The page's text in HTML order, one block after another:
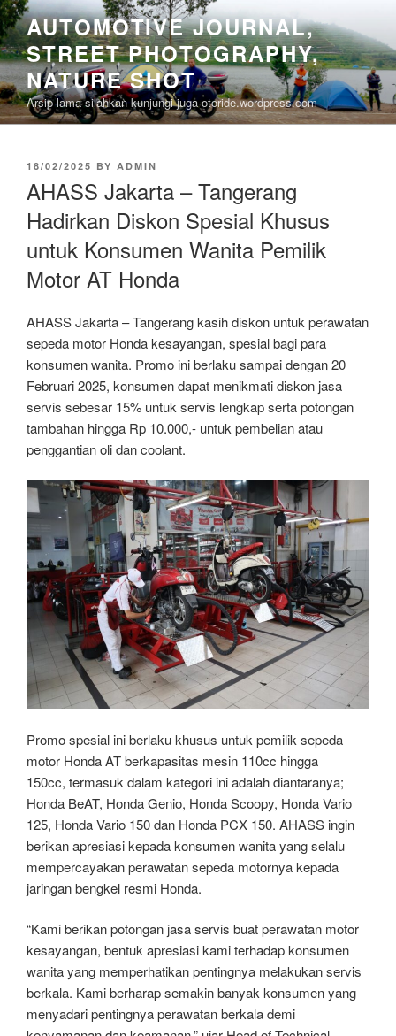
Skip
to
content
AUTOMOTIVE JOURNAL,
STREET PHOTOGRAPHY,
NATURE SHOT
Arsip lama silahkan kunjungi juga otoride.wordpress.com
POSTED
18/02/2025 BY ADMIN
AHASS Jakarta – Tangerang
Hadirkan Diskon Spesial Khusus
untuk Konsumen Wanita Pemilik
Motor AT Honda
AHASS Jakarta – Tangerang kasih diskon untuk perawatan
sepeda motor Honda kesayangan, spesial bagi para
konsumen wanita. Promo ini berlaku sampai dengan 20
Februari 2025, konsumen dapat menikmati diskon jasa
servis sebesar 15% untuk servis lengkap serta potongan
tambahan hingga Rp 10.000,- untuk pembelian atau
penggantian oli dan coolant.
Promo spesial ini berlaku khusus untuk pemilik sepeda
motor Honda AT berkapasitas mesin 110cc hingga
150cc, termasuk dalam kategori ini adalah diantaranya;
Honda BeAT, Honda Genio, Honda Scoopy, Honda Vario
125, Honda Vario 150 dan Honda PCX 150. AHASS ingin
berikan apresiasi kepada konsumen wanita yang selalu
mempercayakan perawatan sepeda motornya kepada
jaringan bengkel resmi Honda.
“Kami berikan potongan jasa servis buat perawatan motor
kesayangan, bentuk apresiasi kami terhadap konsumen
wanita yang memperhatikan pentingnya melakukan servis
berkala. Kami berharap semakin banyak konsumen yang
menyadari pentingnya perawatan berkala demi